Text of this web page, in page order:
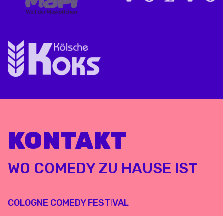
KONTAKT
WO COMEDY ZU HAUSE IST
COLOGNE COMEDY FESTIVAL